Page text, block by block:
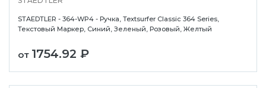
STAEDTLER - 364-WP4 - Ручка, Textsurfer Classic 364 Series,
Текстовый Маркер, Синий, Зеленый, Розовый, Желтый
от 1754.92 ₽